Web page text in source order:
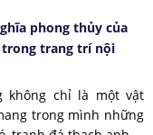
phong thủy của
trang trí nội
không chỉ là một vật
trong mình những